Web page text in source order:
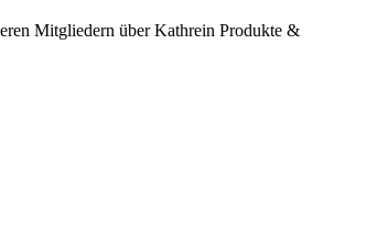
Mitgliedern über Kathrein Produkte &